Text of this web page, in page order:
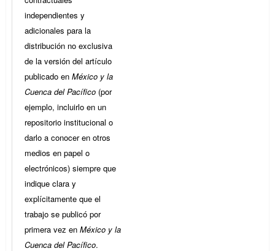
independientes y
adicionales para la
distribución no exclusiva
de la versión del artículo
publicado en México y la
Cuenca del Pacífico (por
ejemplo, incluirlo en un
repositorio institucional o
darlo a conocer en otros
medios en papel o
electrónicos) siempre que
indique clara y
explícitamente que el
trabajo se publicó por
primera vez en México y la
Cuenca del Pacífico.